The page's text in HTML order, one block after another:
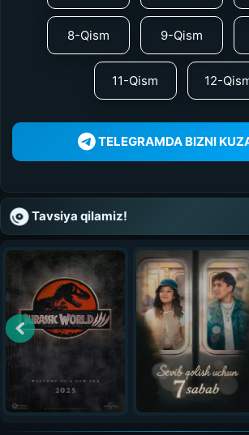
8-Qism 9-Qism
11-Qism 12-
TELEGRAMDA BIZNI
Tavsiya qilamiz!